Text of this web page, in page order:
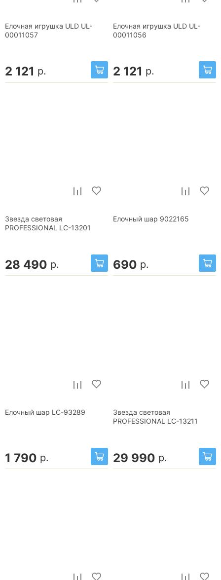
Елочная игрушка ULD UL-
00011057
2 121 р.
Елочная игрушка ULD UL-
00011056
2 121 р.
Звезда световая
PROFESSIONAL LC-13201
28 490 р.
Елочный шар 9022165
690 р.
Елочный шар LC-93289
1 790 р.
Звезда световая
PROFESSIONAL LC-13211
29 990 р.